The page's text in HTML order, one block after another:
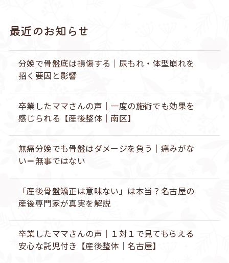
最近のお知らせ
分娩で骨盤底は損傷する｜尿もれ・体型崩れを
招く要因と影響
卒業したママさんの声｜一度の施術でも効果を
感じられる【産後整体｜南区】
無痛分娩でも骨盤はダメージを負う｜痛みがな
い＝無事ではない
「産後骨盤矯正は意味ない」は本当？名古屋の
産後専門家が真実を解説
卒業したママさんの声｜１対１で見てもらえる
安心な託児付き【産後整体｜名古屋】